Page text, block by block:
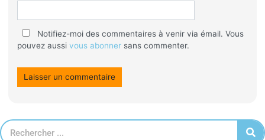
Notifiez-moi des commentaires à venir via émail. Vous
pouvez aussi vous abonnersans commenter.